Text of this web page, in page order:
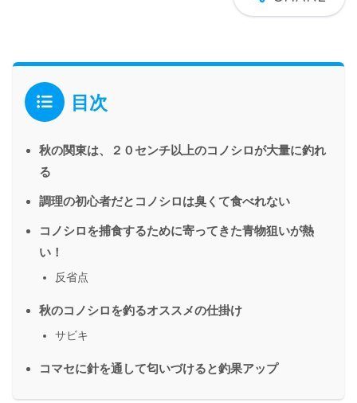
目次
秋の関東は、２０センチ以上のコノシロが大量に釣れ
る
調理の初心者だとコノシロは臭くて食べれない
コノシロを捕食するために寄ってきた青物狙いが熱
い！
反省点
秋のコノシロを釣るオススメの仕掛け
サビキ
コマセに針を通して匂いづけると釣果アップ